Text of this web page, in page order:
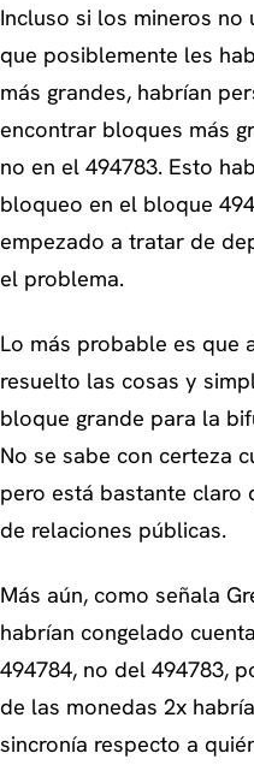
Incluso si los mineros
que posiblemente les
más grandes, habrían
encontrar bloques más
no en el 494783. Esto
bloqueo en el bloque
empezado a tratar de
el problema.
Lo más probable es que
resuelto las cosas y
bloque grande para la
No se sabe con certeza
pero está bastante claro
de relaciones públicas.
Más aún, como señala
habrían congelado
494784, no del 494783,
de las monedas 2x
sincronía respecto a